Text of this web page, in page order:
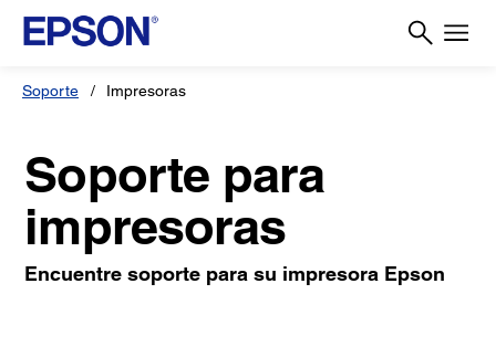
Soporte Impresoras
Soporte para
impresoras
Encuentre soporte para su impresora Epson